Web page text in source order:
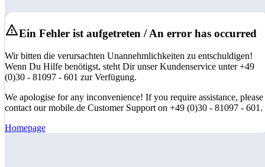
Ein Fehler ist aufgetreten / An error has occurred
Wir bitten die verursachten Unannehmlichkeiten zu entschuldigen!
Wenn Du Hilfe benötigst, steht Dir unser Kundenservice unter +49
(0)30 - 81097 - 601 zur Verfügung.
We apologise for any inconvenience! If you require assistance, please
contact our mobile.de Customer Support on +49 (0)30 - 81097 - 601.
Homepage